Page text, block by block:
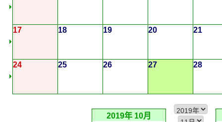
17 18 19 20 21
24 25 26 27 28
2019年 10月